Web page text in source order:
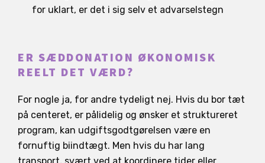
for uklart, er det i sig selv et advarselstegn
ER SÆDDONATION ØKONOMISK
REELT DET VÆRD?
For nogle ja, for andre tydeligt nej. Hvis du bor tæt
på centeret, er pålidelig og ønsker et struktureret
program, kan udgiftsgodtgørelsen være en
fornuftig biindtægt. Men hvis du har lang
transport, svært ved at koordinere tider eller